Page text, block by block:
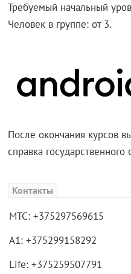
Требуемый начальный
Человек в группе: от 3.
После окончания курсов
справка государственного
Контакты
МТС: +375297569615
А1: +375299158292
Life: +375259507791